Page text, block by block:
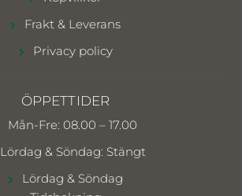
Frakt & Leverans
Privacy policy
ÖPPETTIDER
Mån-Fre: 08.00 – 17.00
Lördag & Söndag: Stängt
Lördag & Söndag